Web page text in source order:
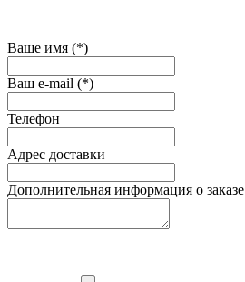
Ваше имя (*)
Ваш e-mail (*)
Телефон
Адрес доставки
Дополнительная информация о заказе